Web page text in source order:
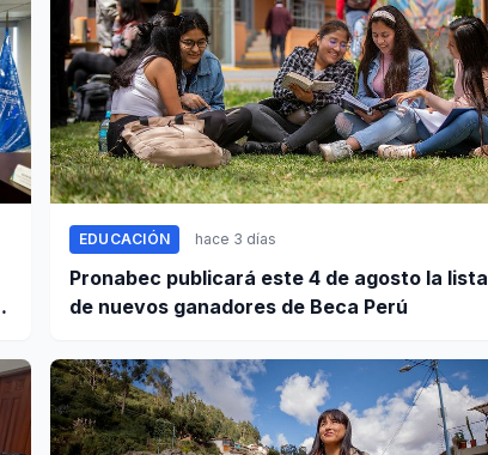
EDUCACIÓN hace 3 días
Pronabec publicará este 4 de agosto la lista
de nuevos ganadores de Beca Perú